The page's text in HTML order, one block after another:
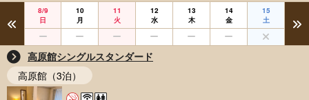
8/9
日
10
月
11
火
12
水
13
木
14
金
15
土
高原館シングルスタンダード
高原館（3泊）